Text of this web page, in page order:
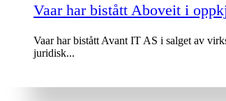
Vaar har bistått Aboveit i
Vaar har bistått Avant IT AS i salget av
juridisk...